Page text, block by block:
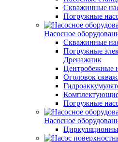
Скважинные
Погружные
Насосное
Скважинные
Погружные
Дренажник
Центробежные
Оголовок
Погружные
Насосное